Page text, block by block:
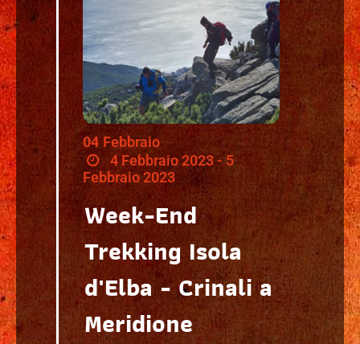
04 Febbraio
4 Febbraio 2023 - 5
Febbraio 2023
Week-End
Trekking Isola
d'Elba - Crinali a
Meridione